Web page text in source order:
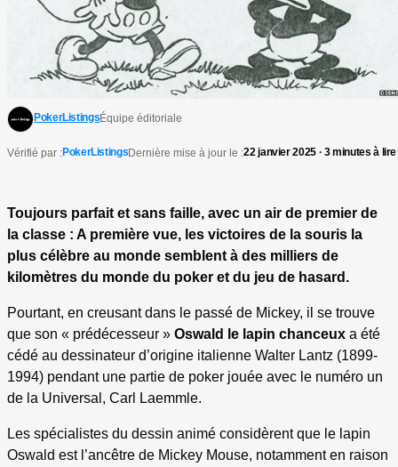
PokerListingsÉquipe éditoriale
Vérifié par :PokerListingsDernière mise à jour le :22 janvier 2025 · 3 minutes à lire
Toujours parfait et sans faille, avec un air de premier de
la classe : A première vue, les victoires de la souris la
plus célèbre au monde semblent à des milliers de
kilomètres du monde du poker et du jeu de hasard.
Pourtant, en creusant dans le passé de Mickey, il se trouve
que son « prédécesseur » Oswald le lapin chanceux a été
cédé au dessinateur d’origine italienne Walter Lantz (1899-
1994) pendant une partie de poker jouée avec le numéro un
de la Universal, Carl Laemmle.
Les spécialistes du dessin animé considèrent que le lapin
Oswald est l’ancêtre de Mickey Mouse, notamment en raison